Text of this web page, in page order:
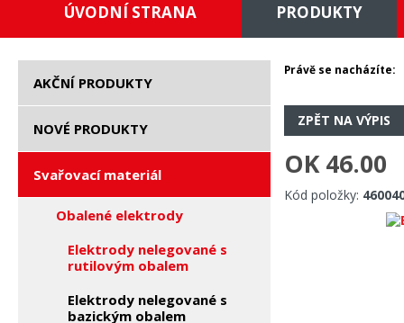
ÚVODNÍ STRANA PRODUKTY
AKČNÍ PRODUKTY
NOVÉ PRODUKTY
Svařovací materiál
Obalené elektrody
Elektrody nelegované s
rutilovým obalem
Elektrody nelegované s
bazickým obalem
Právě se nacházíte:
ZPĚT NA VÝPIS
OK 46.00
Kód položky: